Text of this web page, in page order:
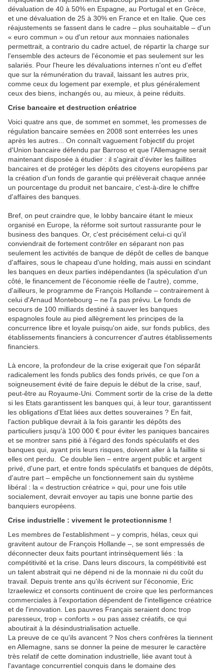
dévaluation de 40 à 50% en Espagne, au Portugal et en Grèce,
et une dévaluation de 25 à 30% en France et en Italie. Que ces
réajustements se fassent dans le cadre – plus souhaitable – d'un
« euro commun » ou d'un retour aux monnaies nationales
permettrait, a contrario du cadre actuel, de répartir la charge sur
l'ensemble des acteurs de l'économie et pas seulement sur les
salariés. Pour l'heure les dévaluations internes n'ont eu d'effet
que sur la rémunération du travail, laissant les autres prix,
comme ceux du logement par exemple, et plus généralement
ceux des biens, inchangés ou, au mieux, à peine réduits.
Crise bancaire et destruction créatrice
Voici quatre ans que, de sommet en sommet, les promesses de
régulation bancaire semées en 2008 sont enterrées les unes
après les autres... On connaît vaguement l'objectif du projet
d'Union bancaire défendu par Barroso et que l'Allemagne serait
maintenant disposée à étudier : il s'agirait d'éviter les faillites
bancaires et de protéger les dépôts des citoyens européens par
la création d'un fonds de garantie qui prélèverait chaque année
un pourcentage du produit net bancaire, c'est-à-dire le chiffre
d'affaires des banques.
Bref, on peut craindre que, le lobby bancaire étant le mieux
organisé en Europe, la réforme soit surtout rassurante pour le
business des banques. Or, c'est précisément celui-ci qu'il
conviendrait de fortement contrôler en séparant non pas
seulement les activités de banque de dépôt de celles de banque
d'affaires, sous le chapeau d'une holding, mais aussi en scindant
les banques en deux parties indépendantes (la spéculation d'un
côté, le financement de l'économie réelle de l'autre), comme,
d'ailleurs, le programme de François Hollande – contrairement à
celui d'Arnaud Montebourg – ne l'a pas prévu. Le fonds de
secours de 100 milliards destiné à sauver les banques
espagnoles foule au pied allègrement les principes de la
concurrence libre et loyale puisqu'on aide, sur fonds publics, des
établissements financiers à concurrencer d'autres établissements
financiers.
Là encore, la profondeur de la crise exigerait que l'on séparât
radicalement les fonds publics des fonds privés, ce que l'on a
soigneusement évité de faire depuis le début de la crise, sauf,
peut-être au Royaume-Uni. Comment sortir de la crise de la dette
si les Etats garantissent les banques qui, à leur tour, garantissent
les obligations d'Etat liées aux dettes souveraines ? En fait,
l'action publique devrait à la fois garantir les dépôts des
particuliers jusqu'à 100 000 € pour éviter les paniques bancaires
et se montrer sans pitié à l'égard des fonds spéculatifs et des
banques qui, ayant pris leurs risques, doivent aller à la faillite si
elles ont perdu. Ce double lien – entre argent public et argent
privé, d'une part, et entre fonds spéculatifs et banques de dépôts,
d'autre part – empêche un fonctionnement sain du système
libéral : la « destruction créatrice » qui, pour une fois utile
socialement, devrait envoyer au tapis une bonne partie des
banquiers européens.
Crise industrielle : vivement le protectionnisme !
Les membres de l'establishment – y compris, hélas, ceux qui
gravitent autour de François Hollande –, se sont empressés de
déconnecter deux faits pourtant intrinsèquement liés : la
compétitivité et la crise. Dans leurs discours, la compétitivité est
un talent abstrait qui ne dépend ni de la monnaie ni du coût du
travail. Depuis trente ans qu'ils écrivent sur l'économie, Eric
Izraelewicz et consorts continuent de croire que les performances
commerciales à l'exportation dépendent de l'intelligence créatrice
et de l'innovation. Les pauvres Français seraient donc trop
paresseux, trop « conforts » ou pas assez créatifs, ce qui
aboutirait à la désindustrialisation actuelle.
La preuve de ce qu'ils avancent ? Nos chers confrères la tiennent
en Allemagne, sans se donner la peine de mesurer le caractère
très relatif de cette domination industrielle, liée avant tout à
l'avantage concurrentiel conquis dans le domaine des